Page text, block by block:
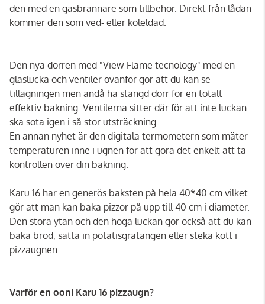
den med en gasbrännare som tillbehör. Direkt från lådan
kommer den som ved- eller koleldad.
Den nya dörren med "View Flame tecnology" med en
glaslucka och ventiler ovanför gör att du kan se
tillagningen men ändå ha stängd dörr för en totalt
effektiv bakning. Ventilerna sitter där för att inte luckan
ska sota igen i så stor utsträckning.
En annan nyhet är den digitala termometern som mäter
temperaturen inne i ugnen för att göra det enkelt att ta
kontrollen över din bakning.
Karu 16 har en generös baksten på hela 40*40 cm vilket
gör att man kan baka pizzor på upp till 40 cm i diameter.
Den stora ytan och den höga luckan gör också att du kan
baka bröd, sätta in potatisgratängen eller steka kött i
pizzaugnen.
Varför en ooni Karu 16 pizzaugn?